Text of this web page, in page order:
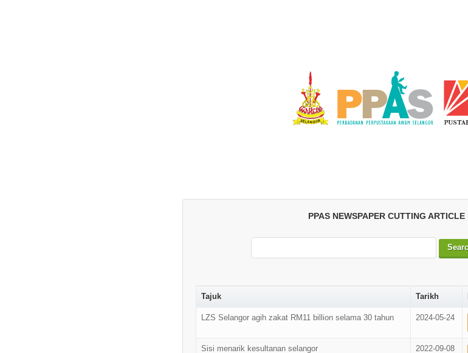
PPAS NEWSPAPER CUTTING ARTICLE
Tajuk Tarikh
LZS Selangor agih zakat RM11 billion selama 30 tahun 2024-05-24
Sisi menarik kesultanan selangor 2022-09-08